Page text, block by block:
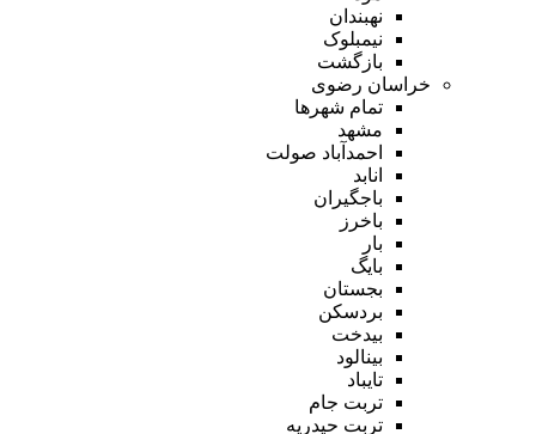
نهبندان
نیمبلوک
بازگشت
خراسان رضوی
تمام شهر‌ها
مشهد
احمدآباد صولت
انابد
باجگیران
باخرز
بار
بایگ
بجستان
بردسکن
بیدخت
بینالود
تایباد
تربت جام
تربت حیدریه